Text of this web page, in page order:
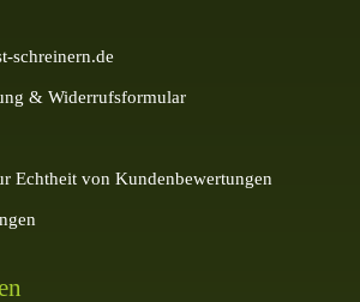
schreinern.de
& Widerrufsformular
Echtheit von Kundenbewertungen